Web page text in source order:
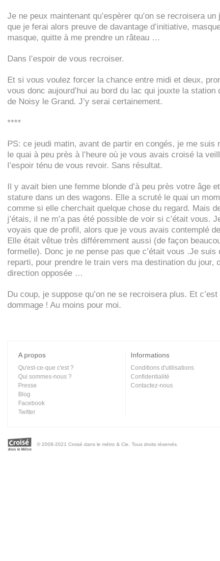
Je ne peux maintenant qu’espèrer qu’on se recroisera un
que je ferai alors preuve de davantage d’initiative,
masque, quitte à me prendre un râteau …
Dans l’espoir de vous recroiser.
Et si vous voulez forcer la chance entre midi et deux,
vous donc aujourd’hui au bord du lac qui jouxte la station
de Noisy le Grand. J’y serai certainement.
****
PS: ce jeudi matin, avant de partir en congés, je me suis
le quai à peu près à l’heure où je vous avais croisé la
l’espoir ténu de vous revoir. Sans résultat.
Il y avait bien une femme blonde d’à peu près votre âge
stature dans un des wagons. Elle a scruté le quai un
comme si elle cherchait quelque chose du regard. Mais
j’étais, il ne m’a pas été possible de voir si c’était vous.
voyais que de profil, alors que je vous avais contemplé
Elle était vêtue très différemment aussi (de façon
formelle). Donc je ne pense pas que c’était vous .Je suis
reparti, pour prendre le train vers ma destination du jour,
direction opposée …
Du coup, je suppose qu’on ne se recroisera plus. Et c’est
dommage ! Au moins pour moi.
A propos
Qu'est-ce-que c'est ?
Qui sommes-nous ?
Presse
Blog
Facebook
Twitter
Informations
Conditions d'utilisations
Confidentialité
Contactez-nous
© 2008-2021 Croisé dans le métro & Cie. Tous droits réservés.